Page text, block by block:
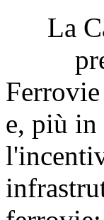
La
e, più in